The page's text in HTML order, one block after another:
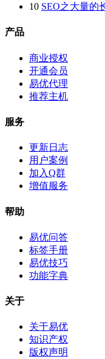
10 SEO之大量的
产品
商业授权
开通会员
易优代理
推荐主机
服务
更新日志
用户案例
加入Q群
增值服务
帮助
易优问答
标签手册
易优技巧
功能字典
关于
关于易优
知识产权
版权声明